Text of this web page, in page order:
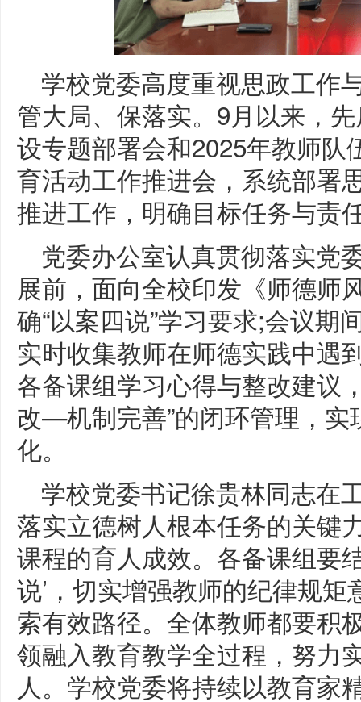
学校党委高度重视思政工作
管大局、保落实。9月以来，
设专题部署会和2025年教师队
育活动工作推进会，系统部署
推进工作，明确目标任务与责
党委办公室认真贯彻落实党
展前，面向全校印发《师德师
确“以案四说”学习要求;会议期
实时收集教师在师德实践中遇
各备课组学习心得与整改建议
改—机制完善”的闭环管理，
化。
学校党委书记徐贵林同志在
落实立德树人根本任务的关键
课程的育人成效。各备课组要
说’，切实增强教师的纪律规矩
索有效路径。全体教师都要积
领融入教育教学全过程，努力
人。学校党委将持续以教育家